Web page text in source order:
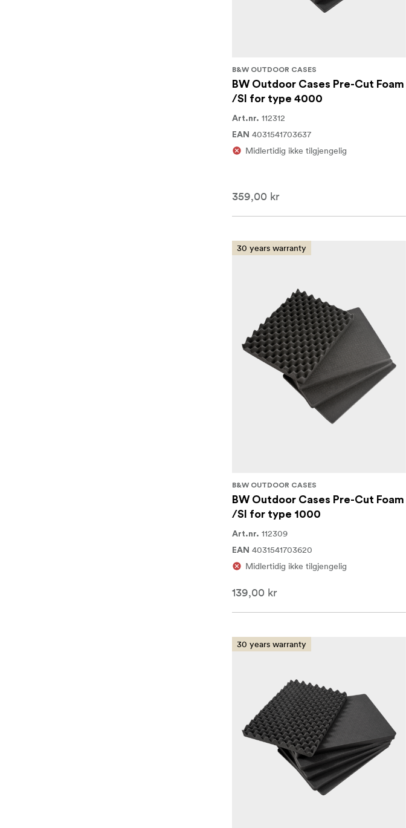
B&W OUTDOOR CASES
BW Outdoor Cases Pre-Cut Foam
/SI for type 4000
Art.nr. 112312
EAN 4031541703637
Midlertidig ikke tilgjengelig
359,00 kr
30 years warranty
B&W OUTDOOR CASES
BW Outdoor Cases Pre-Cut Foam
/SI for type 1000
Art.nr. 112309
EAN 4031541703620
Midlertidig ikke tilgjengelig
139,00 kr
30 years warranty